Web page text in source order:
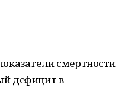
смертности
дефицит в